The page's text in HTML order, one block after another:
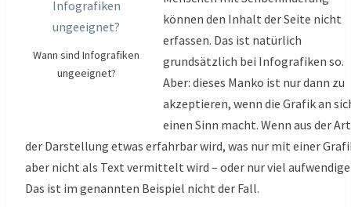
Wann sind Infografiken
ungeeignet?
können den Inhalt der Seite nicht
erfassen. Das ist natürlich
grundsätzlich bei Infografiken so.
Aber: dieses Manko ist nur dann zu
akzeptieren, wenn die Grafik an
einen Sinn macht. Wenn aus der Art
der Darstellung etwas erfahrbar wird, was nur mit einer
aber nicht als Text vermittelt wird – oder nur viel
Das ist im genannten Beispiel nicht der Fall.